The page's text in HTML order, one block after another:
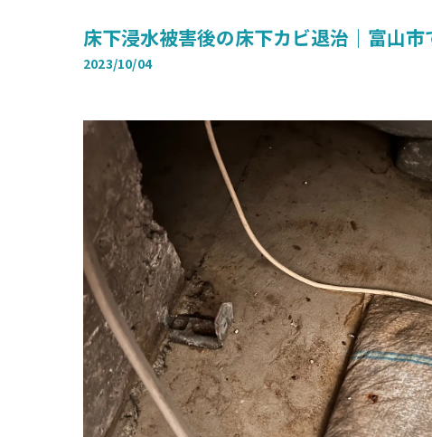
床下浸水被害後の床下カビ退治｜富山
2023/10/04